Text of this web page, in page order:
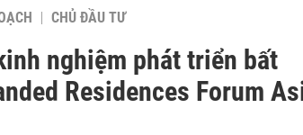
CHỦ ĐẦU TƯ
nghiệm phát triển bất
Residences Forum